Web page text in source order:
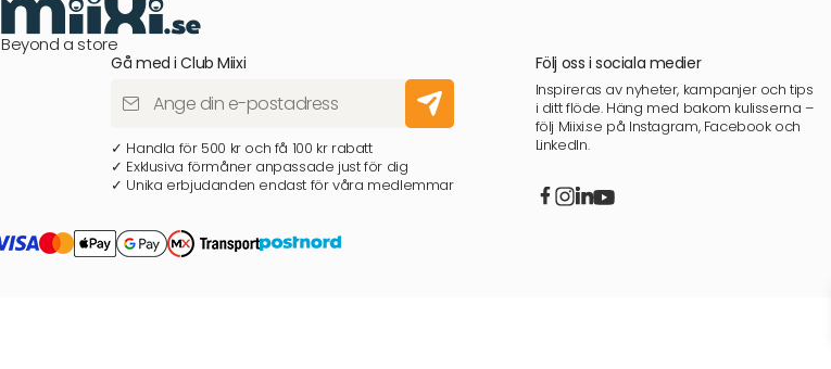
Beyond a store
Gå med i Club Miixi
✓ Handla för 500 kr och få 100 kr rabatt
✓ Exklusiva förmåner anpassade just för dig
✓ Unika erbjudanden endast för våra medlemmar
Följ oss i sociala medier
Inspireras av nyheter, kampanjer och tips
i ditt flöde. Häng med bakom kulisserna –
följ Miixi.se på Instagram, Facebook och
LinkedIn.